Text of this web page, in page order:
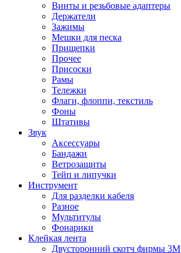
Винты и резьбовые адаптеры
Держатели
Зажимы
Мешки для песка
Прищепки
Прочее
Присоски
Рамы
Тележки
Флаги, флоппи, текстиль
Фоны
Штативы
Звук
Аксессуары
Бандажи
Ветрозащиты
Тейп и липучки
Инструмент
Для разделки кабеля
Разное
Мультитулы
Фонарики
Клейкая лента
Двусторонний скотч фирмы 3M